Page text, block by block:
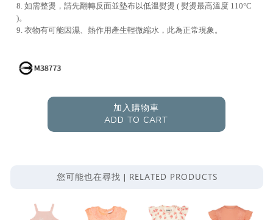
8. 如需整燙，請先翻轉反面並墊布以低溫熨燙 ( 熨燙最高溫度 110°C
)。
9. 衣物有可能因濕、熱作用產生輕微縮水，此為正常現象。
加入購物車
ADD TO CART
您可能也在尋找 | RELATED PRODUCTS